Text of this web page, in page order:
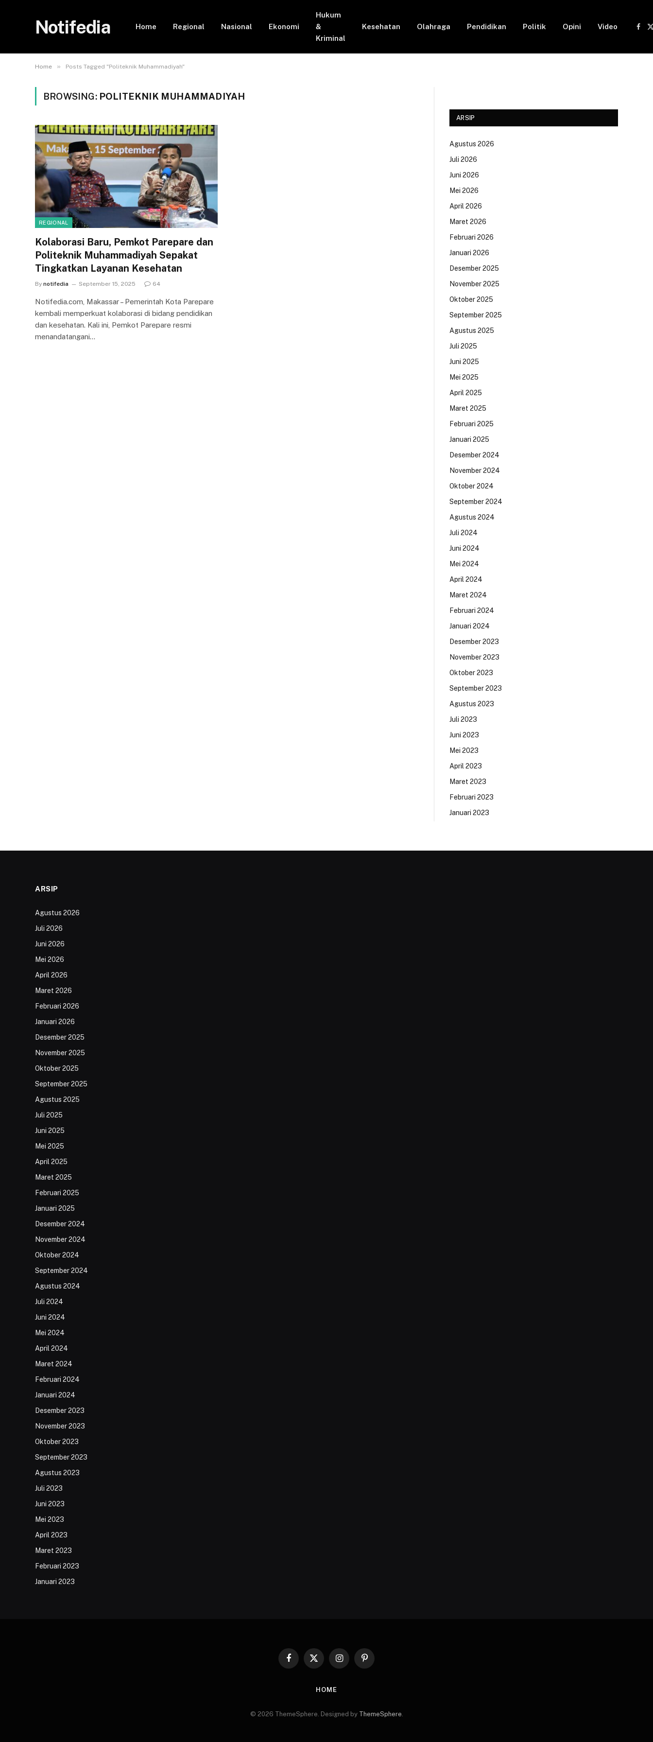
Notifedia Home Regional Nasional Ekonomi
Hukum
&
Kriminal
Kesehatan Olahraga Pendidikan Politik Opini Video
Home » Posts Tagged "Politeknik Muhammadiyah"
BROWSING: POLITEKNIK MUHAMMADIYAH
REGIONAL
Kolaborasi Baru, Pemkot Parepare dan
Politeknik Muhammadiyah Sepakat
Tingkatkan Layanan Kesehatan
By notifedia September 15, 2025 64
Notifedia.com, Makassar – Pemerintah Kota Parepare
kembali memperkuat kolaborasi di bidang pendidikan
dan kesehatan. Kali ini, Pemkot Parepare resmi
menandatangani…
ARSIP
Agustus 2026
Juli 2026
Juni 2026
Mei 2026
April 2026
Maret 2026
Februari 2026
Januari 2026
Desember 2025
November 2025
Oktober 2025
September 2025
Agustus 2025
Juli 2025
Juni 2025
Mei 2025
April 2025
Maret 2025
Februari 2025
Januari 2025
Desember 2024
November 2024
Oktober 2024
September 2024
Agustus 2024
Juli 2024
Juni 2024
Mei 2024
April 2024
Maret 2024
Februari 2024
Januari 2024
Desember 2023
November 2023
Oktober 2023
September 2023
Agustus 2023
Juli 2023
Juni 2023
Mei 2023
April 2023
Maret 2023
Februari 2023
Januari 2023
ARSIP
Agustus 2026
Juli 2026
Juni 2026
Mei 2026
April 2026
Maret 2026
Februari 2026
Januari 2026
Desember 2025
November 2025
Oktober 2025
September 2025
Agustus 2025
Juli 2025
Juni 2025
Mei 2025
April 2025
Maret 2025
Februari 2025
Januari 2025
Desember 2024
November 2024
Oktober 2024
September 2024
Agustus 2024
Juli 2024
Juni 2024
Mei 2024
April 2024
Maret 2024
Februari 2024
Januari 2024
Desember 2023
November 2023
Oktober 2023
September 2023
Agustus 2023
Juli 2023
Juni 2023
Mei 2023
April 2023
Maret 2023
Februari 2023
Januari 2023
Facebook
X
InstagramPinterest
HOME
© 2026 ThemeSphere. Designed by ThemeSphere.